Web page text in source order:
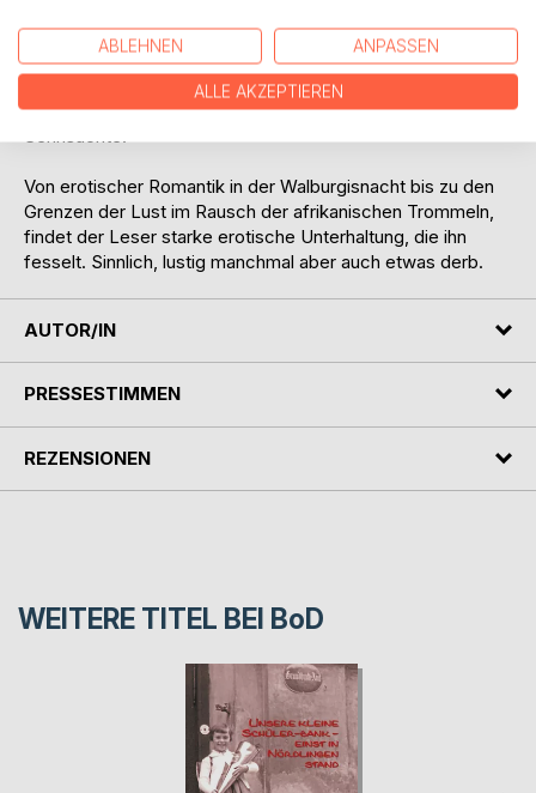
Tauchen Sie ein in das Reich der Träume, der Liebe und
lustvollen Begegnungen.
Entfesselte Leidenschaften, von devot bis dominant,
aktivieren in diesem Buch das Kopfkino der versteckten
Von erotischer Romantik in der Walburgisnacht bis zu den
Grenzen der Lust im Rausch der afrikanischen Trommeln,
findet der Leser starke erotische Unterhaltung, die ihn
fesselt. Sinnlich, lustig manchmal aber auch etwas derb.
AUTOR/IN
PRESSESTIMMEN
REZENSIONEN
WEITERE TITEL BEI BoD
ABLEHNEN ANPASSEN
ALLE AKZEPTIEREN